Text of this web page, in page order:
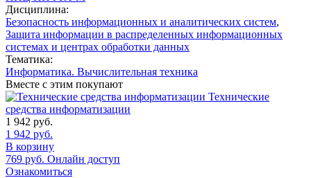
Дисциплина:
Безопасность информационных и аналитических систем,
Защита информации в распределенных информационных
системах и центрах обработки данных
Тематика:
Информатика. Вычислительная техника
Вместе с этим покупают
Технические
средства информатизации
1 942 руб.
1 942 руб.
В корзину
769 руб. Онлайн доступ
Ознакомиться